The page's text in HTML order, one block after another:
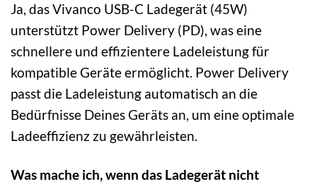
Ja, das Vivanco USB-C Ladegerät (45W)
unterstützt Power Delivery (PD), was eine
schnellere und effizientere Ladeleistung für
kompatible Geräte ermöglicht. Power Delivery
passt die Ladeleistung automatisch an die
Bedürfnisse Deines Geräts an, um eine optimale
Ladeeffizienz zu gewährleisten.
Was mache ich, wenn das Ladegerät nicht